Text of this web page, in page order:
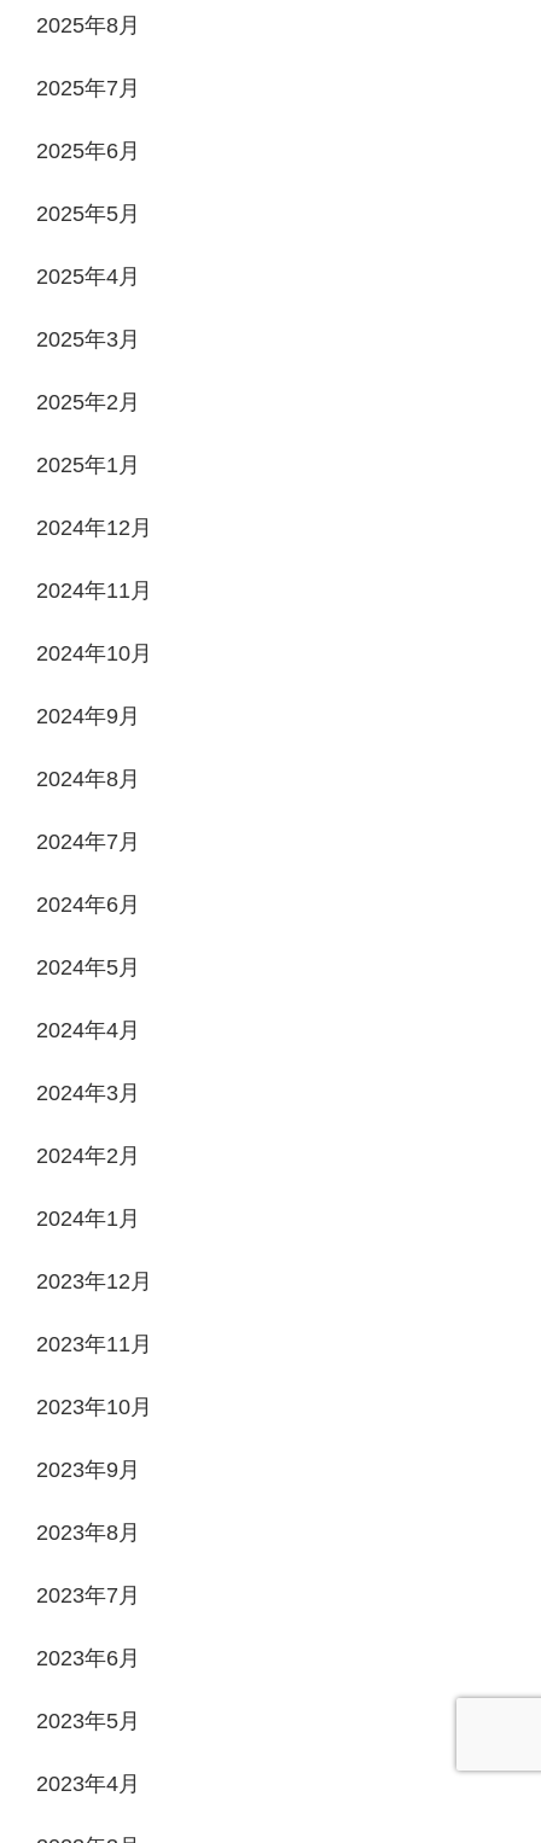
2025年8月
2025年7月
2025年6月
2025年5月
2025年4月
2025年3月
2025年2月
2025年1月
2024年12月
2024年11月
2024年10月
2024年9月
2024年8月
2024年7月
2024年6月
2024年5月
2024年4月
2024年3月
2024年2月
2024年1月
2023年12月
2023年11月
2023年10月
2023年9月
2023年8月
2023年7月
2023年6月
2023年5月
2023年4月